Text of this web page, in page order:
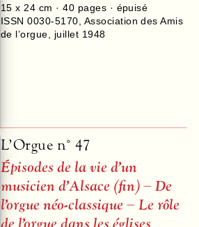
15 x 24 cm ·40 pages · épuisé
ISSN 0030-5170 Association des Amis
de l’orgue
juillet 1948
L’Orgue n° 47
Épisodes de la vie d’un
musicien d’Alsace (fin) – De
l’orgue néo-classique – Le rôle